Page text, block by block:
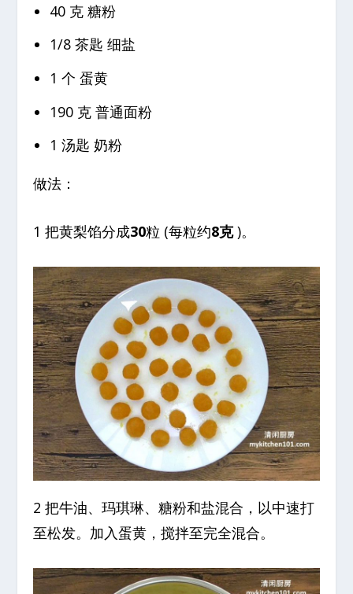
40 克 糖粉
1/8 茶匙 细盐
1 个 蛋黄
190 克 普通面粉
1 汤匙 奶粉
做法：
1 把黄梨馅分成30粒 (每粒约8克)。
2 把牛油、玛琪琳、糖粉和盐混合，以中速打
至松发。加入蛋黄，搅拌至完全混合。